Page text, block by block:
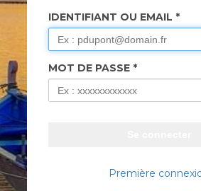
IDENTIFIANT OU EMAIL
MOT DE PASSE
Première